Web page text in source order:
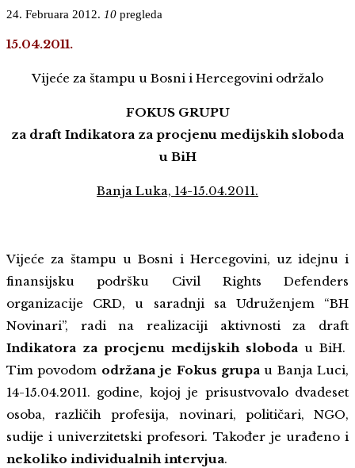
24. Februara 2012. 10 pregleda
15.04.2011.
Vijeće za štampu u Bosni i Hercegovini održalo
FOKUS GRUPU
za draft Indikatora za procjenu medijskih sloboda
u BiH
Banja Luka, 14-15.04.2011.
Vijeće za štampu u Bosni i Hercegovini, uz idejnu i
finansijsku podršku Civil Rights Defenders
organizacije CRD, u saradnji sa Udruženjem “BH
Novinari”, radi na realizaciji aktivnosti za draft
Indikatora za procjenu medijskih sloboda u BiH.
Tim povodom održana je Fokus grupau Banja Luci,
14-15.04.2011. godine, kojoj je prisustvovalo dvadeset
osoba, različih profesija, novinari, političari, NGO,
sudije i univerzitetski profesori. Također je urađeno i
nekoliko individualnih intervjua.